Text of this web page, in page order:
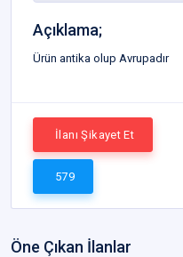
Açıklama;
Ürün antika olup Avrupadır
İlanı Şikayet Et
579
Öne Çıkan İlanlar